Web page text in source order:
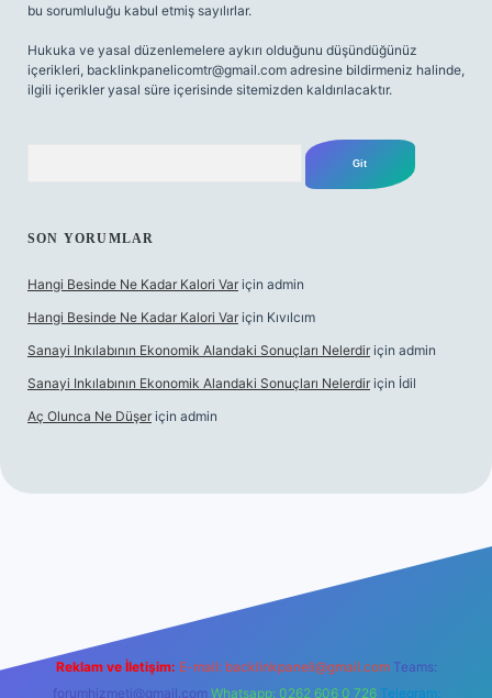
bu sorumluluğu kabul etmiş sayılırlar.
Hukuka ve yasal düzenlemelere aykırı olduğunu düşündüğünüz
içerikleri, backlinkpanelicomtr@gmail.com adresine bildirmeniz halinde,
ilgili içerikler yasal süre içerisinde sitemizden kaldırılacaktır.
SON YORUMLAR
Hangi Besinde Ne Kadar Kalori Var için admin
Hangi Besinde Ne Kadar Kalori Var için Kıvılcım
Sanayi Inkılabının Ekonomik Alandaki Sonuçları Nelerdir için admin
Sanayi Inkılabının Ekonomik Alandaki Sonuçları Nelerdir için İdil
Aç Olunca Ne Düşer için admin
Reklam ve İletişim: E-mail: backlinkpaneli@gmail.com Teams:
forumhizmeti@gmail.com Whatsapp: 0262 606 0 726 Telegram: